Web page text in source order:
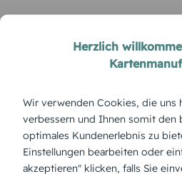
Herzlich
Wir verwenden Cookies, die uns
verbessern und Ihnen somit den
optimales Kundenerlebnis zu
Einstellungen bearbeiten oder
akzeptieren" klicken, falls Sie